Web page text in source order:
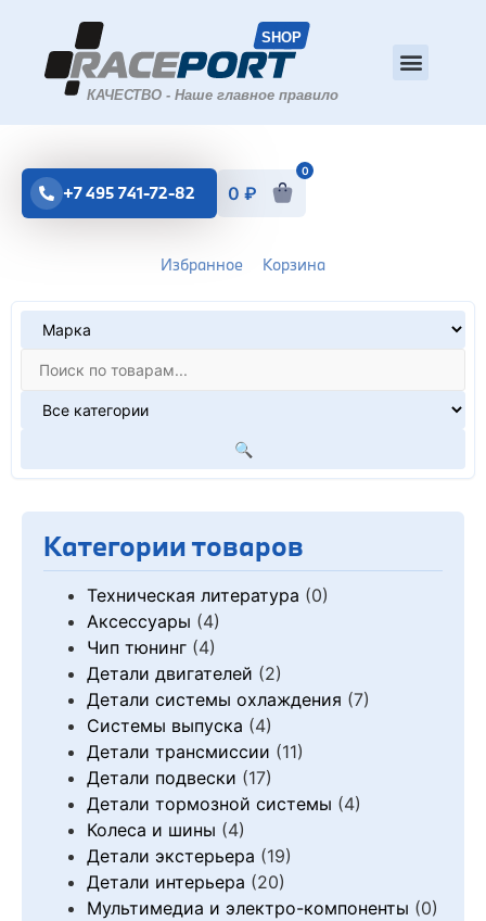
Избранное Корзина
🔍
+7 495 741-72-82 0 ₽
0
Категории товаров
Техническая литература (0)
Аксессуары (4)
Чип тюнинг (4)
Детали двигателей (2)
Детали системы охлаждения (7)
Системы выпуска (4)
Детали трансмиссии (11)
Детали подвески (17)
Детали тормозной системы (4)
Колеса и шины (4)
Детали экстерьера (19)
Детали интерьера (20)
Мультимедиа и электро-компоненты (0)